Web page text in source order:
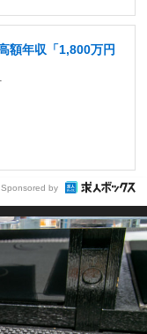
額年収「1,800万円
Sponsored by